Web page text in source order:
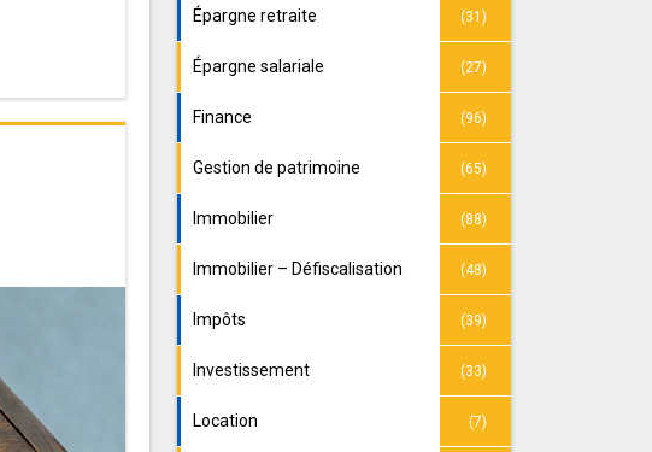
Épargne retraite (31)
Épargne salariale (27)
Finance (96)
Gestion de patrimoine (65)
Immobilier (88)
Immobilier – Défiscalisation (48)
Impôts (39)
Investissement (33)
Location (7)